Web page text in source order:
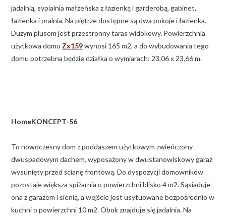
jadalnią, sypialnia małżeńska z łazienką i garderobą, gabinet,
łazienka i pralnia. Na piętrze dostępne są dwa pokoje i łazienka.
Dużym plusem jest przestronny taras widokowy. Powierzchnia
użytkowa domu Zx159wynosi 165 m2, a do wybudowania tego
domu potrzebna będzie działka o wymiarach: 23,06 x 23,66 m.
HomeKONCEPT-56
To nowoczesny dom z poddaszem użytkowym zwieńczony
dwuspadowym dachem, wyposażony w dwustanowiskowy garaż
wysunięty przed ścianę frontową. Do dyspozycji domowników
pozostaje większa spiżarnia o powierzchni blisko 4 m2. Sąsiaduje
ona z garażem i sienią, a wejście jest usytuowane bezpośrednio w
kuchni o powierzchni 10 m2. Obok znajduje się jadalnia. Na